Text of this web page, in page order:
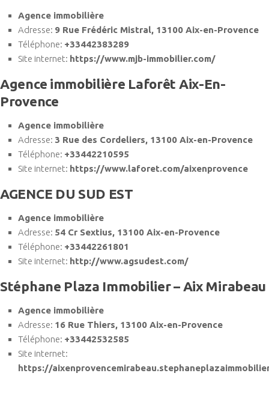
Agence immobilière
Adresse: 9 Rue Frédéric Mistral, 13100 Aix-en-Provence
Téléphone: +33442383289
Site internet: https://www.mjb-immobilier.com/
Agence immobilière Laforêt Aix-En-
Provence
Agence immobilière
Adresse: 3 Rue des Cordeliers, 13100 Aix-en-Provence
Téléphone: +33442210595
Site internet: https://www.laforet.com/aixenprovence
AGENCE DU SUD EST
Agence immobilière
Adresse: 54 Cr Sextius, 13100 Aix-en-Provence
Téléphone: +33442261801
Site internet: http://www.agsudest.com/
Stéphane Plaza Immobilier – Aix Mirabeau
Agence immobilière
Adresse: 16 Rue Thiers, 13100 Aix-en-Provence
Téléphone: +33442532585
Site internet:
https://